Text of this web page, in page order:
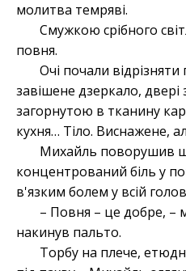
молитва темряві.
Смужкою срібного
повня.
Очі почали
завішене дзеркало,
загорнутою в тканину
кухня… Тіло. Виснажене,
Михайль поворушив
концентрований біль у
в'язким болем у всій
– Повня – це добре, –
накинув пальто.
Торбу на плече,